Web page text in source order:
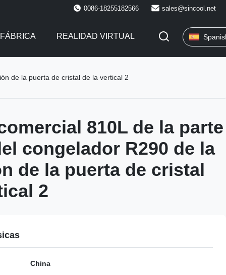
0086-18255182566 sales@sincool.net
REALIDAD VIRTUAL
de la puerta de cristal de la vertical 2
810L de la parte
congelador R290 de la
de la puerta de cristal
2
China